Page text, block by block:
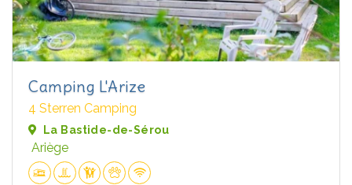
Camping L'Arize
4 Sterren Camping
La Bastide-de-Sérou
Ariège